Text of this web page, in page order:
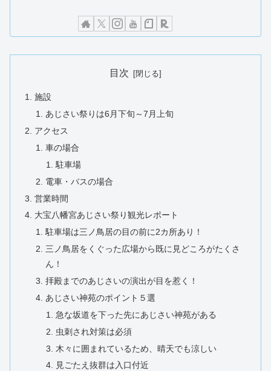
目次
施設
あじさい祭りは6月下旬～7月上旬
アクセス
車の場合
駐車場
電車・バスの場合
営業時間
大宝八幡宮あじさい祭り観光レポート
駐車場は三ノ鳥居の目の前に2カ所あり！
三ノ鳥居をくぐった広場から既に見どころがたくさ
ん！
拝殿までのあじさいの演出が目を惹く！
あじさい神苑のポイント５選
急な坂道を下った先にあじさい神苑がある
虫刺され対策は必須
木々に囲まれているため、晴天でも涼しい
見ごたえ抜群は入口付近